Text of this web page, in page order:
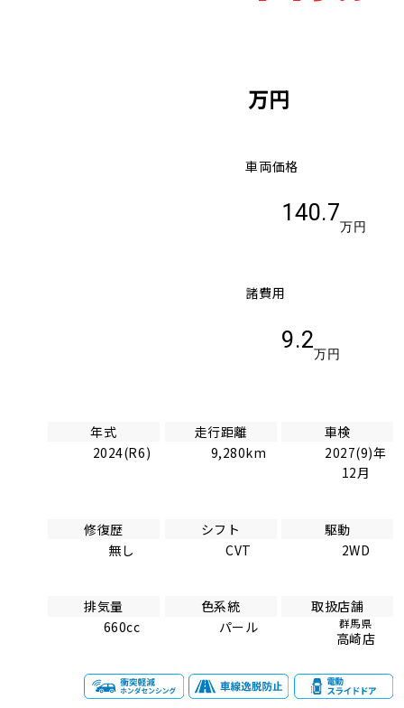
万円
車両価格
140.7
万円
諸費用
9.2
万円
年式
2024(R6)
走行距離
9,280km
車検
2027(9)年
12月
修復歴
無し
シフト
CVT
駆動
2WD
排気量
660cc
色系統
パール
取扱店舗
群馬県
高崎店